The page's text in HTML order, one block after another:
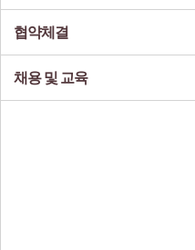
협약체결
채용 및 교육